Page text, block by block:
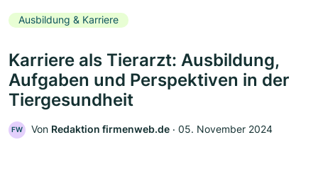
Ausbildung & Karriere
Karriere als Tierarzt: Ausbildung,
Aufgaben und Perspektiven in der
Tiergesundheit
FW Von Redaktion firmenweb.de ‧ 05. November 2024